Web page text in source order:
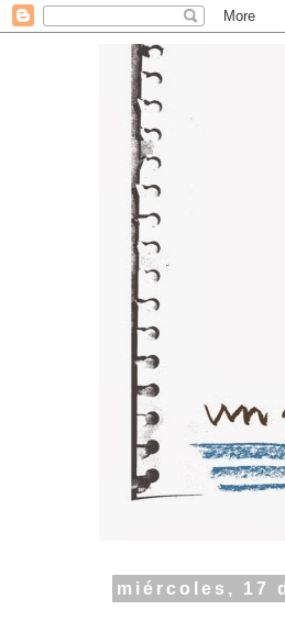
miércoles, 17